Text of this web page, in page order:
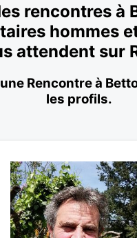
rencontres à
hommes
attendent sur
Rencontre à
les profils.